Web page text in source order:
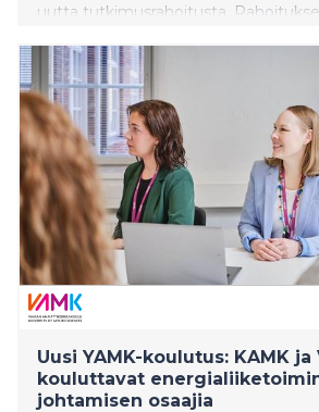
uutta tutkimusrahoitusta.
vahvistaa yliopiston korkeatasoista
erityisesti koulutuksen,
kulttuurin tutkimuksen aloilla.
Uusi YAMK-koulutus: KAMK ja
kouluttavat
johtamisen osaajia